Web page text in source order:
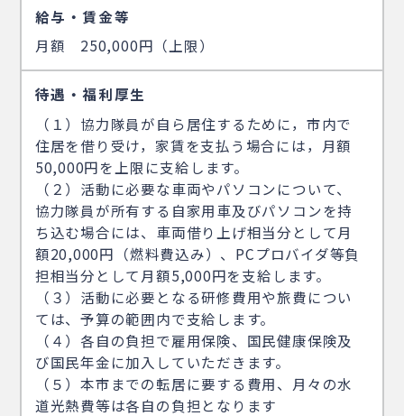
給与・賃金等
月額 250,000円（上限）
待遇・福利厚生
（１）協力隊員が自ら居住するために，市内で
住居を借り受け，家賃を支払う場合には，月額
50,000円を上限に支給します。
（２）活動に必要な車両やパソコンについて、
協力隊員が所有する自家用車及びパソコンを持
ち込む場合には、車両借り上げ相当分として月
額20,000円（燃料費込み）、PCプロバイダ等負
担相当分として月額5,000円を支給します。
（３）活動に必要となる研修費用や旅費につい
ては、予算の範囲内で支給します。
（４）各自の負担で雇用保険、国民健康保険及
び国民年金に加入していただきます。
（５）本市までの転居に要する費用、月々の水
道光熱費等は各自の負担となります